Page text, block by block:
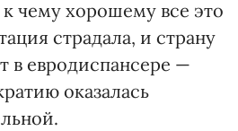
чему хорошему все это
страдала, и страну
в евродиспансере —
оказалась